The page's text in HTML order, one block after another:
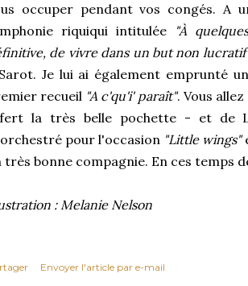
occuper pendant vos congés. A
riquiqui intitulée
"À
de vivre dans un but non
Je lui ai également emprunté
recueil "A c'qu'i' paraît". Vous
la très belle pochette - et de
pour l'occasion "Little wings"
très bonne compagnie. En ces temps
: Melanie Nelson
Envoyer l'article par e-mail